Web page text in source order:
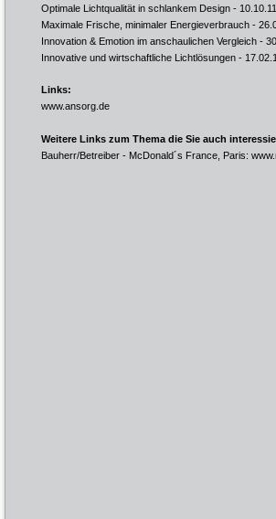
Optimale Lichtqualität in schlankem Design - 10.10.11
Maximale Frische, minimaler Energieverbrauch -
Innovation & Emotion im anschaulichen Vergleich -
Innovative und wirtschaftliche Lichtlösungen -
Links:
www.ansorg.de
Weitere Links zum Thema die Sie auch
Bauherr/Betreiber - McDonald´s France, Paris: